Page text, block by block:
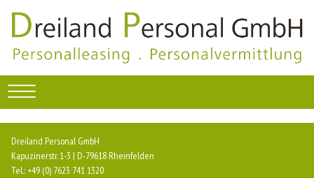
Dreiland Personal GmbH
Kapuzinerstr. 1-3 | D-79618 Rheinfelden
Tel.: +49 (0) 7623 741 1320